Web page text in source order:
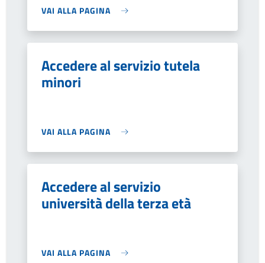
VAI ALLA PAGINA
Accedere al servizio tutela
minori
VAI ALLA PAGINA
Accedere al servizio
università della terza età
VAI ALLA PAGINA